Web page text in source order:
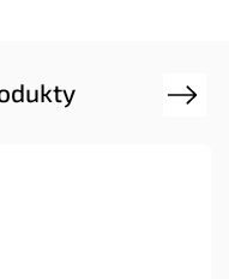
Next